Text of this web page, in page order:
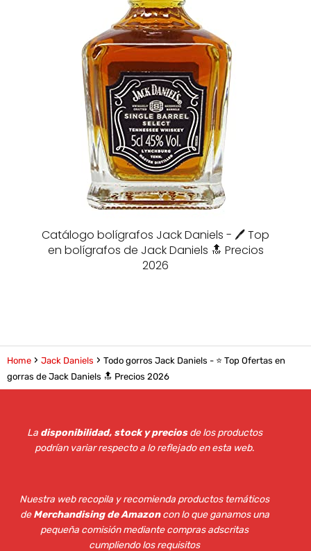
Catálogo bolígrafos Jack Daniels - 🖊️ Top
en bolígrafos de Jack Daniels 🔝 Precios
2026
Home Jack Daniels
Todo gorros Jack Daniels - ⭐️ Top Ofertas en
gorras de Jack Daniels 🔝 Precios 2026
La disponibilidad, stock y preciosde los productos
podrían variar respecto a lo reflejado en esta web.
Nuestra web recopila y recomienda productos temáticos
deMerchandising de Amazoncon lo que ganamos una
pequeña comisión mediante compras adscritas
cumpliendo los requisitos